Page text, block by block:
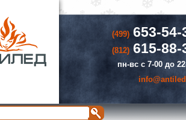
(499)653-54-
(812)615-88-
пн-вс с 7-00 до